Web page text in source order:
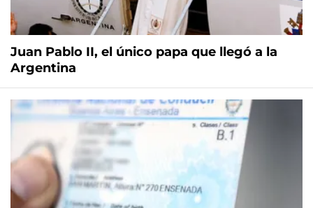
Juan Pablo II, el único papa que llegó a la
Argentina